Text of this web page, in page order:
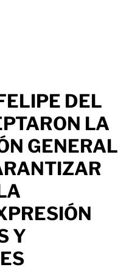
DEL
LA
GENERAL
Y